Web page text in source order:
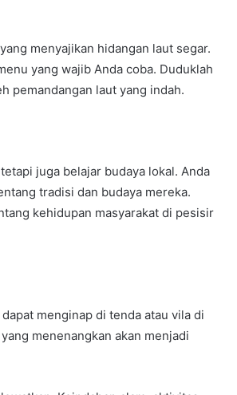
menyajikan hidangan laut segar.
yang wajib Anda coba. Duduklah
pemandangan laut yang indah.
juga belajar budaya lokal. Anda
tradisi dan budaya mereka.
kehidupan masyarakat di pesisir
menginap di tenda atau vila di
menenangkan akan menjadi